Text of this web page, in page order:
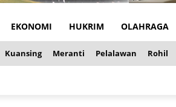
EKONOMI HUKRIM OLAHRAGA
Kuansing Meranti Pelalawan Rohil